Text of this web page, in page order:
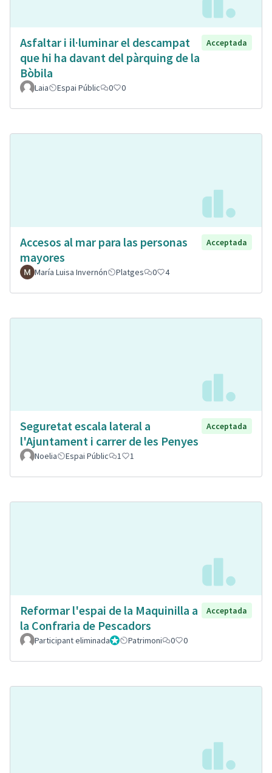
Asfaltar i il·luminar el descampat
que hi ha davant del pàrquing de la
Bòbila
Acceptada
Laia Espai Públic 0 0
Accesos al mar para las personas
mayores
Acceptada
María Luisa Invernón Platges 0 4
Seguretat escala lateral a
l'Ajuntament i carrer de les Penyes
Acceptada
Noelia Espai Públic 1 1
Reformar l'espai de la Maquinilla a
la Confraria de Pescadors
Acceptada
Participant eliminadaAdministrador
Patrimoni 0 0